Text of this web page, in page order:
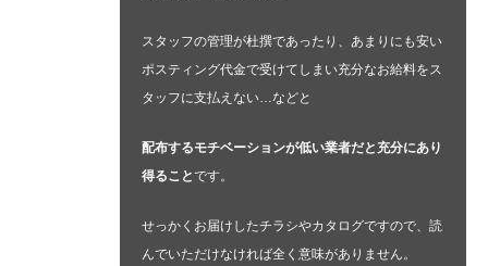
スタッフの管理が杜撰であったり、あまりにも安い
ポスティング代金で受けてしまい充分なお給料をス
タッフに支払えない…などと
配布するモチベーションが低い業者だと充分にあり
得ることです。
せっかくお届けしたチラシやカタログですので、読
んでいただけなければ全く意味がありません。